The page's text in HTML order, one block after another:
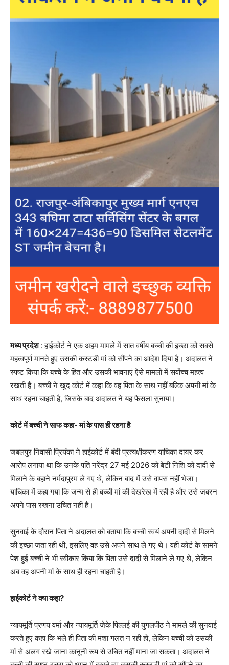
मध्य प्रदेश: हाईकोर्ट ने एक अहम मामले में सात वर्षीय बच्ची की इच्छा को सबसे
महत्वपूर्ण मानते हुए उसकी कस्टडी मां को सौंपने का आदेश दिया है। अदालत ने
स्पष्ट किया कि बच्चे के हित और उसकी भावनाएं ऐसे मामलों में सर्वोच्च महत्व
रखती हैं। बच्ची ने खुद कोर्ट में कहा कि वह पिता के साथ नहीं बल्कि अपनी मां के
साथ रहना चाहती है, जिसके बाद अदालत ने यह फैसला सुनाया।
कोर्ट में बच्ची ने साफ कहा- मां के पास ही रहना है
जबलपुर निवासी प्रियंका ने हाईकोर्ट में बंदी प्रत्यक्षीकरण याचिका दायर कर
आरोप लगाया था कि उनके पति नरेंद्र 27 मई 2026 को बेटी निशि को दादी से
मिलाने के बहाने नर्मदापुरम ले गए थे, लेकिन बाद में उसे वापस नहीं भेजा।
याचिका में कहा गया कि जन्म से ही बच्ची मां की देखरेख में रही है और उसे जबरन
अपने पास रखना उचित नहीं है।
सुनवाई के दौरान पिता ने अदालत को बताया कि बच्ची स्वयं अपनी दादी से मिलने
की इच्छा जता रही थी, इसलिए वह उसे अपने साथ ले गए थे। वहीं कोर्ट के सामने
पेश हुई बच्ची ने भी स्वीकार किया कि पिता उसे दादी से मिलाने ले गए थे, लेकिन
अब वह अपनी मां के साथ ही रहना चाहती है।
हाईकोर्ट ने क्या कहा?
न्यायमूर्ति प्रणय वर्मा और न्यायमूर्ति जेके पिल्लई की युगलपीठ ने मामले की सुनवाई
करते हुए कहा कि भले ही पिता की मंशा गलत न रही हो, लेकिन बच्ची को उसकी
मां से अलग रखे जाना कानूनी रूप से उचित नहीं माना जा सकता। अदालत ने